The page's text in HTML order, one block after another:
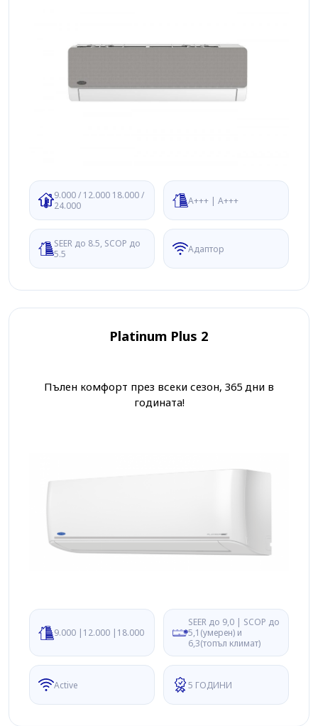
9.000 / 12.000 18.000 /
24.000
A+++ | A+++
SEER до 8.5, SCOP до
5.5
Адаптор
Platinum Plus 2
Пълен комфорт през всеки сезон, 365 дни в
годината!
9.000 |12.000 |18.000
SEER до 9,0 | SCOP до
5,1(умерен) и
6,3(топъл климат)
Active 5 ГОДИНИ